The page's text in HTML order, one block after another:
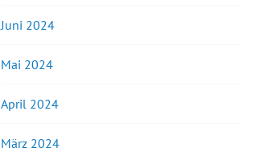
Juni 2024
Mai 2024
April 2024
März 2024